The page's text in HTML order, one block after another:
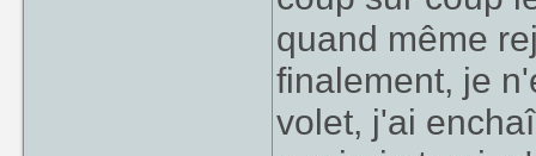
quand même
finalement, je
volet, j'ai